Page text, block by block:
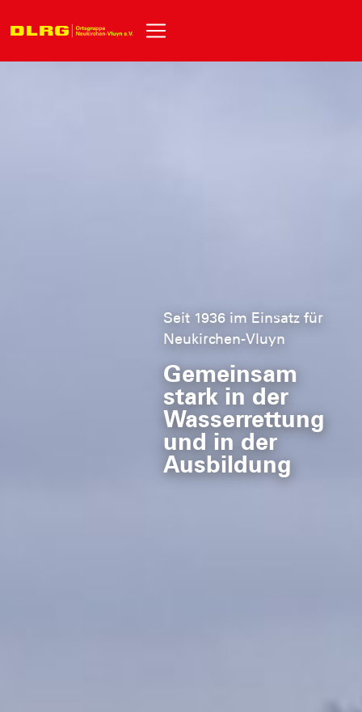
Seit 1936 im Einsatz für
Neukirchen-Vluyn
Gemeinsam
stark in der
Wasserrettung
und in der
Ausbildung